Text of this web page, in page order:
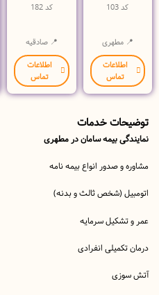
تماس
اطلاعات
تماس
خدمات
بیمه سامان در مطهری
صدور انواع بیمه نامه
(شخص ثالث و بدنه)
سرمایه
انفرادی